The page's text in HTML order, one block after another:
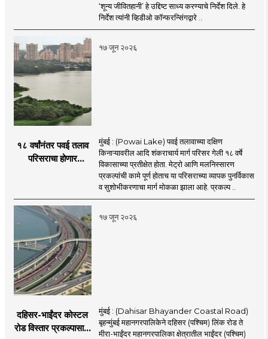
शिंदे
‘शून्य जीवितहानी’ हे उद्दिष्ट साध्य करण्याचे निर्देश दिले. हे
निर्देश त्यांनी व्हिडीओ कॉन्फरन्सिंगद्वारे ..
१७ जून २०२६
१८ वर्षांनंतर पवई तलाव
परिसराचा होणार
सुरुवात;
मुंबई : (Powai Lake) पवई तलावाच्या दक्षिण
किनाऱ्यावरील आदि शंकराचार्य मार्ग परिसर गेली १८ वर्षे
विकासाच्या प्रतीक्षेत होता. मेट्रो आणि मलनिस्सारण
प्रकल्पांची कामे पूर्ण होताच या परिसराच्या व्यापक पुनर्विकास
व सुशोभीकरणाचा मार्ग मोकळा झाला आहे. प्रकल्प ..
१७ जून २०२६
दहिसर-भाईंदर कोस्टल
रोड विस्तार प्रकल्पासाठी
मुंबई : (Dahisar Bhayander Coastal Road)
बृहन्मुंबई महानगरपालिकेने दहिसर (पश्चिम) लिंक रोड ते
मीरा-भाईंदर महानगरपालिका क्षेत्रातील भाईंदर (पश्चिम)